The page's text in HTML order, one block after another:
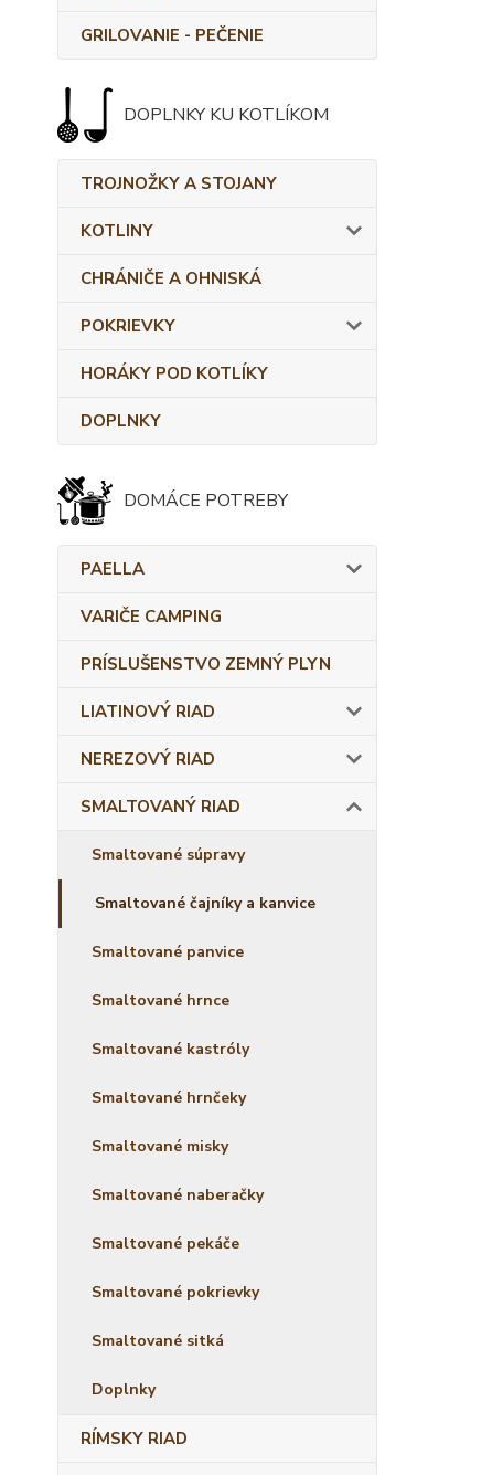
GRILOVANIE - PEČENIE
DOPLNKY KU KOTLÍKOM
TROJNOŽKY A STOJANY
KOTLINY
CHRÁNIČE A OHNISKÁ
POKRIEVKY
HORÁKY POD KOTLÍKY
DOPLNKY
DOMÁCE POTREBY
PAELLA
VARIČE CAMPING
PRÍSLUŠENSTVO ZEMNÝ PLYN
LIATINOVÝ RIAD
NEREZOVÝ RIAD
SMALTOVANÝ RIAD
Smaltované súpravy
Smaltované čajníky a kanvice
Smaltované panvice
Smaltované hrnce
Smaltované kastróly
Smaltované hrnčeky
Smaltované misky
Smaltované naberačky
Smaltované pekáče
Smaltované pokrievky
Smaltované sitká
Doplnky
RÍMSKY RIAD